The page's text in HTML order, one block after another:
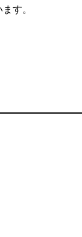
す。